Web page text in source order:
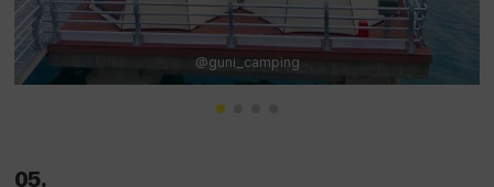
@guni_camping
05.